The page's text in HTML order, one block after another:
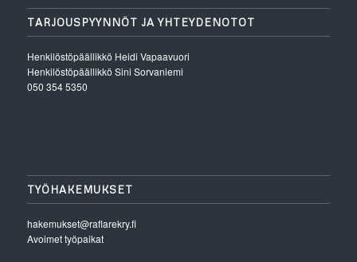
TARJOUSPYYNNÖT JA YHTEYDENOTOT
Henkilöstöpäällikkö Heidi Vapaavuori
Henkilöstöpäällikkö Sini Sorvaniemi
050 354 5350
TYÖHAKEMUKSET
hakemukset@raflarekry.fi
Avoimet työpaikat